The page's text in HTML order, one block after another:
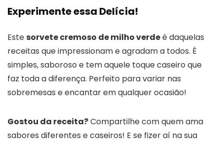
Experimente essa Delícia!
Estesorvete cremoso de milho verdeé daquelas
receitas que impressionam e agradam a todos. É
simples, saboroso e tem aquele toque caseiro que
faz toda a diferença. Perfeito para variar nas
sobremesas e encantar em qualquer ocasião!
Gostou da receita?Compartilhe com quem ama
sabores diferentes e caseiros! E se fizer aí na sua